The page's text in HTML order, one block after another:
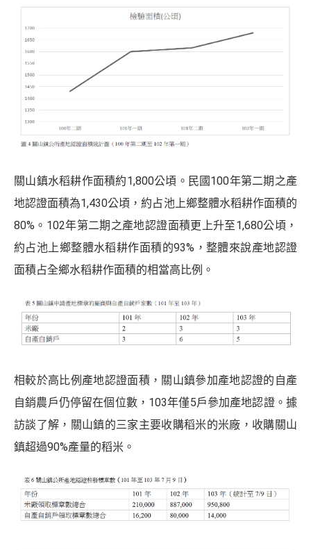
關山鎮水稻耕作面積約1,800公頃。民國100年第二期之產
地認證面積為1,430公頃，約占池上鄉整體水稻耕作面積的
80%。102年第二期之產地認證面積更上升至1,680公頃，
約占池上鄉整體水稻耕作面積的93%，整體來說產地認證
面積占全鄉水稻耕作面積的相當高比例。
相較於高比例產地認證面積，關山鎮參加產地認證的自產
自銷農戶仍停留在個位數，103年僅5戶參加產地認證。據
訪談了解，關山鎮的三家主要收購稻米的米廠，收購關山
鎮超過90%產量的稻米。